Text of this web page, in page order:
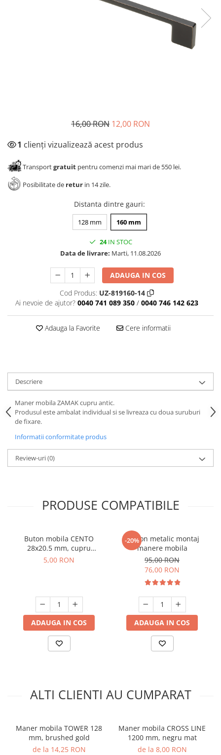
16,00 RON 12,00 RON
1 clienți vizualizează acest produs
Transportgratuit pentru comenzi mai mari de 550 lei.
Posibilitate de retur in 14 zile.
Distanta dintre gauri:
128 mm 160 mm
24IN STOC
Data de livrare: Marti, 11.08.2026
ADAUGA IN COS
Cod Produs: UZ-819160-14
Ai nevoie de ajutor? 0040 741 089 350 / 0040 746 142 623
Adauga la Favorite Cere informatii
Descriere
Maner mobila ZAMAK cupru antic.
Produsul este ambalat individual si se livreaza cu doua suruburi
de fixare.
Informatii conformitate produs
Review-uri(0)
PRODUSE COMPATIBILE
Buton mobila CENTO
28x20.5 mm, cupru
antichizat
5,00 RON
ADAUGA IN COS
-20%
Sablon metalic montaj
manere mobila
95,00 RON
76,00 RON
ADAUGA IN COS
ALTI CLIENTI AU CUMPARAT
Maner mobila TOWER 128
mm, brushed gold
de la 14,25 RON
Maner mobila CROSS LINE
1200 mm, negru mat
de la 8,00 RON